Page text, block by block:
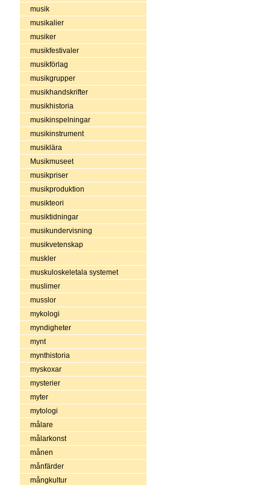
musik
musikalier
musiker
musikfestivaler
musikförlag
musikgrupper
musikhandskrifter
musikhistoria
musikinspelningar
musikinstrument
musiklära
Musikmuseet
musikpriser
musikproduktion
musikteori
musiktidningar
musikundervisning
musikvetenskap
muskler
muskuloskeletala systemet
muslimer
musslor
mykologi
myndigheter
mynt
mynthistoria
myskoxar
mysterier
myter
mytologi
målare
målarkonst
månen
månfärder
mångkultur